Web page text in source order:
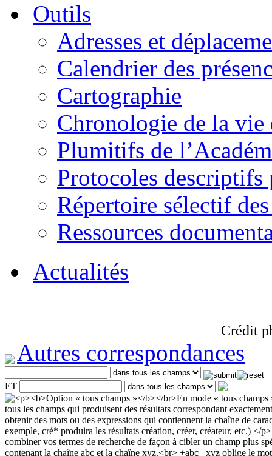
Outils
Adresses et
Calendrier des
Cartographie
Chronologie de la vie
Plumitifs de
Protocoles descriptifs
Répertoire sélectif
Ressources
Actualités
Crédit
Autres correspondances
ET